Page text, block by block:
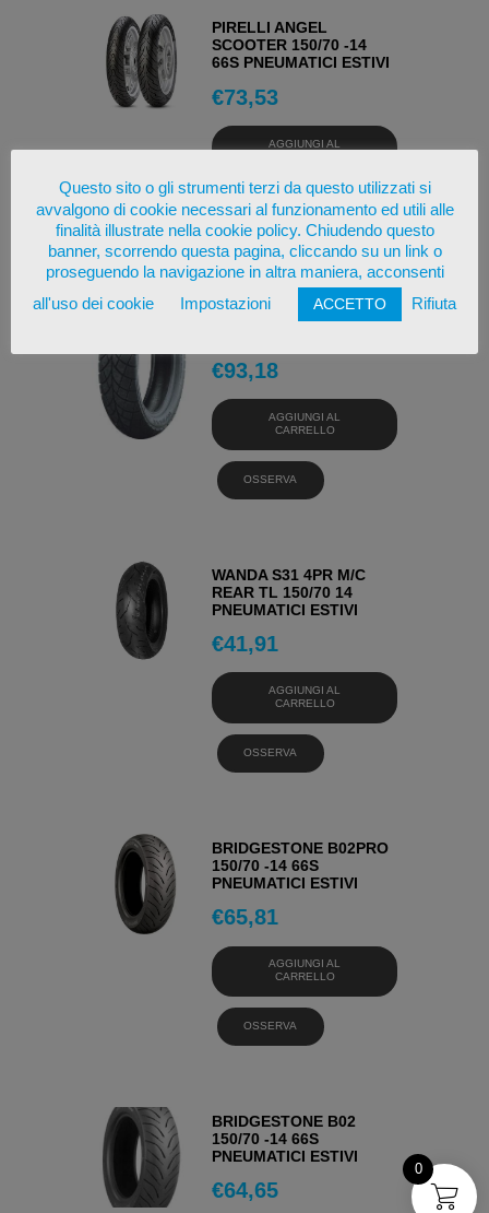
PIRELLI ANGEL
SCOOTER 150/70 -14
66S PNEUMATICI ESTIVI
€73,53
AGGIUNGI AL
OSSERVA
HEIDENAU K66 TL
150/70 14 66 S
€93,18
AGGIUNGI AL
CARRELLO
OSSERVA
WANDA S31 4PR M/C
REAR TL 150/70 14
PNEUMATICI ESTIVI
€41,91
AGGIUNGI AL
CARRELLO
OSSERVA
BRIDGESTONE B02PRO
150/70 -14 66S
PNEUMATICI ESTIVI
€65,81
AGGIUNGI AL
CARRELLO
OSSERVA
BRIDGESTONE B02
150/70 -14 66S
PNEUMATICI ESTIVI
€64,65
Questo sito o gli strumenti terzi da questo utilizzati si
avvalgono di cookie necessari al funzionamento ed utili alle
finalità illustrate nella cookie policy. Chiudendo questo
banner, scorrendo questa pagina, cliccando su un link o
proseguendo la navigazione in altra maniera, acconsenti
all'uso dei cookie
Impostazioni ACCETTO Rifiuta
0